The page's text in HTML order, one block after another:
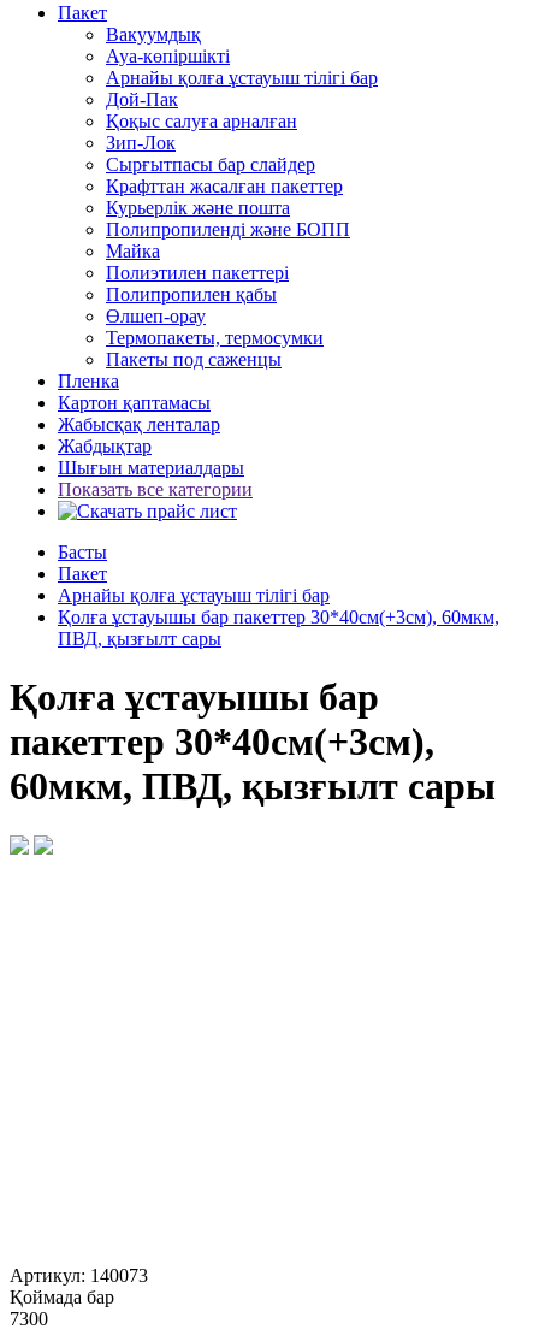
Пакет
Вакуумдық
Ауа-көпіршікті
Арнайы қолға ұстауыш тілігі бар
Дой-Пак
Қоқыс салуға арналған
Зип-Лок
Сырғытпасы бар слайдер
Крафттан жасалған пакеттер
Курьерлік және пошта
Полипропиленді және БОПП
Майка
Полиэтилен пакеттері
Полипропилен қабы
Өлшеп-орау
Термопакеты, термосумки
Пакеты под саженцы
Пленка
Картон қаптамасы
Жабысқақ ленталар
Жабдықтар
Шығын материалдары
Показать все категории
Басты
Пакет
Арнайы қолға ұстауыш тілігі бар
Қолға ұстауышы бар пакеттер 30*40см(+3см), 60мкм,
ПВД, қызғылт сары
Қолға ұстауышы бар
пакеттер 30*40см(+3см),
60мкм, ПВД, қызғылт сары
Артикул: 140073
Қоймада бар
7300